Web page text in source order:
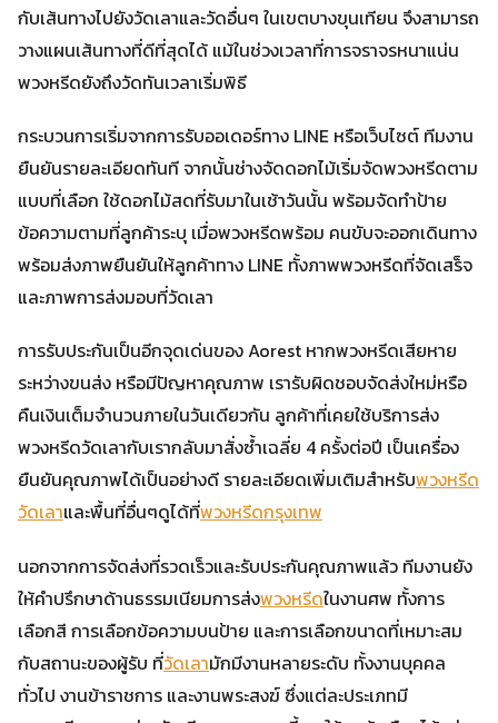
กับเส้นทางไปยังวัดเลาและวัดอื่นๆ ในเขตบางขุนเทียน จึงสามารถ
วางแผนเส้นทางที่ดีที่สุดได้ แม้ในช่วงเวลาที่การจราจรหนาแน่น
พวงหรีดยังถึงวัดทันเวลาเริ่มพิธี
กระบวนการเริ่มจากการรับออเดอร์ทาง LINE หรือเว็บไซต์ ทีมงาน
ยืนยันรายละเอียดทันที จากนั้นช่างจัดดอกไม้เริ่มจัดพวงหรีดตาม
แบบที่เลือก ใช้ดอกไม้สดที่รับมาในเช้าวันนั้น พร้อมจัดทำป้าย
ข้อความตามที่ลูกค้าระบุ เมื่อพวงหรีดพร้อม คนขับจะออกเดินทาง
พร้อมส่งภาพยืนยันให้ลูกค้าทาง LINE ทั้งภาพพวงหรีดที่จัดเสร็จ
และภาพการส่งมอบที่วัดเลา
การรับประกันเป็นอีกจุดเด่นของ Aorest หากพวงหรีดเสียหาย
ระหว่างขนส่ง หรือมีปัญหาคุณภาพ เรารับผิดชอบจัดส่งใหม่หรือ
คืนเงินเต็มจำนวนภายในวันเดียวกัน ลูกค้าที่เคยใช้บริการส่ง
พวงหรีดวัดเลากับเรากลับมาสั่งซ้ำเฉลี่ย 4 ครั้งต่อปี เป็นเครื่อง
ยืนยันคุณภาพได้เป็นอย่างดี รายละเอียดเพิ่มเติมสำหรับพวงหรีด
วัดเลาและพื้นที่อื่นๆดูได้ที่พวงหรีดกรุงเทพ
นอกจากการจัดส่งที่รวดเร็วและรับประกันคุณภาพแล้ว ทีมงานยัง
ให้คำปรึกษาด้านธรรมเนียมการส่งพวงหรีดในงานศพ ทั้งการ
เลือกสี การเลือกข้อความบนป้าย และการเลือกขนาดที่เหมาะสม
กับสถานะของผู้รับ ที่วัดเลามักมีงานหลายระดับ ทั้งงานบุคคล
ทั่วไป งานข้าราชการ และงานพระสงฆ์ ซึ่งแต่ละประเภทมี